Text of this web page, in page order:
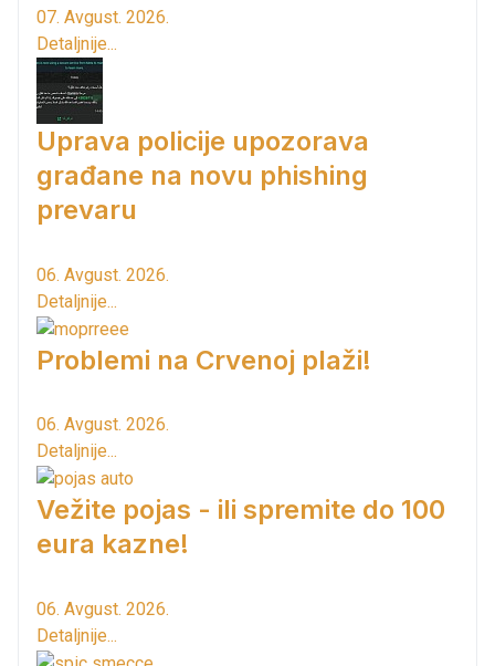
07. Avgust. 2026.
Detaljnije...
Uprava policije upozorava
građane na novu phishing
prevaru
06. Avgust. 2026.
Detaljnije...
Problemi na Crvenoj plaži!
06. Avgust. 2026.
Detaljnije...
Vežite pojas - ili spremite do 100
eura kazne!
06. Avgust. 2026.
Detaljnije...